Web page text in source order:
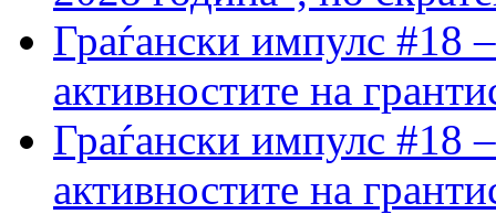
Граѓански импулс #18
активностите на
Граѓански импулс #18
активностите на